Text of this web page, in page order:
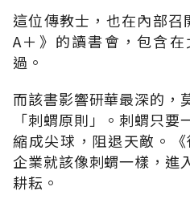
這位傳教士，也在內部召
A＋》的讀書會，包含
過。
而該書影響研華最深的，
「刺蝟原則」。刺蝟只
縮成尖球，阻退天敵。《
企業就該像刺蝟一樣，進
耕耘。